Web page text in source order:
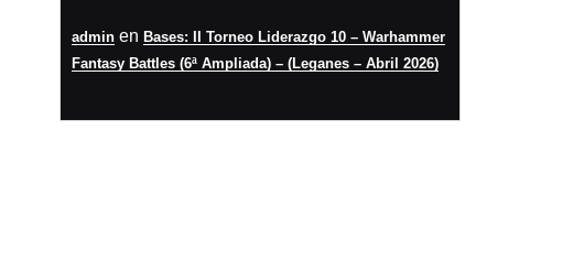
admin en Bases: II Torneo Liderazgo 10 – Warhammer
Fantasy Battles (6ª Ampliada) – (Leganes – Abril 2026)